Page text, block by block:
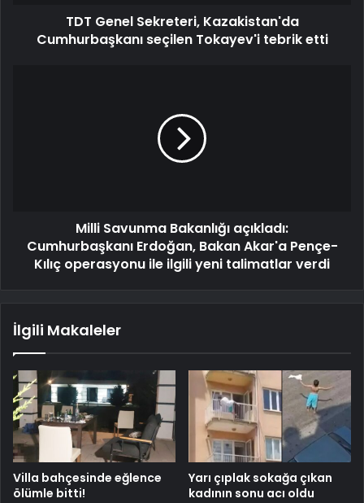
TDT Genel Sekreteri, Kazakistan'da
Cumhurbaşkanı seçilen Tokayev'i tebrik etti
Milli Savunma Bakanlığı açıkladı:
Cumhurbaşkanı Erdoğan, Bakan Akar'a Pençe-
Kılıç operasyonu ile ilgili yeni talimatlar verdi
İlgili Makaleler
Villa bahçesinde eğlence
ölümle bitti!
Yarı çıplak sokağa çıkan
kadının sonu acı oldu